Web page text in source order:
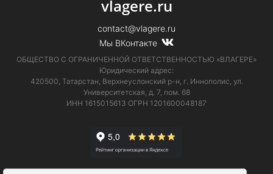
vlagere.ru
contact@vlagere.ru
Мы ВКонтакте
ОБЩЕСТВО С ОГРАНИЧЕННОЙ ОТВЕТСТВЕННОСТЬЮ «ВЛАГЕРЕ»
Юридический адрес:
420500, Татарстан, Верхнеуслонский р-н, г. Иннополис, ул.
Университетская, д. 7, пом. 68
ИНН 1615015613 ОГРН 1201600048187